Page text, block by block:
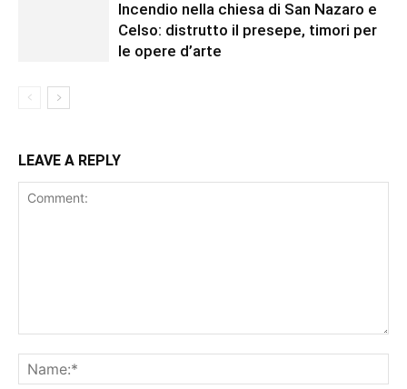
Incendio nella chiesa di San Nazaro e
Celso: distrutto il presepe, timori per
le opere d’arte
LEAVE A REPLY